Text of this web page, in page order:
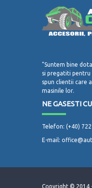
"Suntem bine
si pregatiti pentru
spun clientii care
masinile lor.
NE GASESTI
Telefon: (+40)
E-mail:
Copyright © 2014